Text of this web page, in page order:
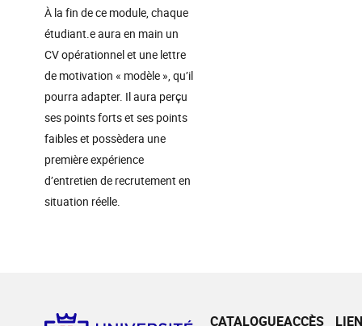
À la fin de ce module, chaque
étudiant.e aura en main un
CV opérationnel et une lettre
de motivation « modèle », qu’il
pourra adapter. Il aura perçu
ses points forts et ses points
faibles et possèdera une
première expérience
d’entretien de recrutement en
situation réelle.
CATALOGUEACCÈS